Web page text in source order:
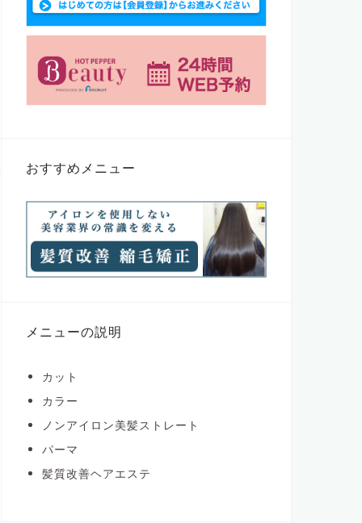
おすすめメニュー
メニューの説明
カット
カラー
ノンアイロン美髪ストレート
パーマ
髪質改善ヘアエステ